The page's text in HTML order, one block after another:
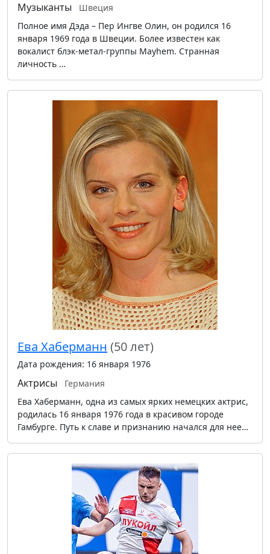
Музыканты
Швеция
Полное имя Дэда – Пер Ингве Олин, он родился 16
января 1969 года в Швеции. Более известен как
вокалист блэк-метал-группы Mayhem. Странная
личность …
Ева Хаберманн (50 лет)
Дата рождения: 16 января 1976
Актрисы
Германия
Ева Хаберманн, одна из самых ярких немецких актрис,
родилась 16 января 1976 года в красивом городе
Гамбурге. Путь к славе и признанию начался для нее…